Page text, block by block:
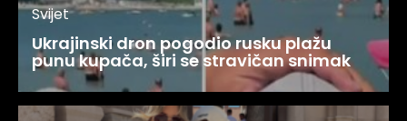
Svijet
Ukrajinski dron pogodio rusku plažu
punu kupača, širi se stravičan snimak